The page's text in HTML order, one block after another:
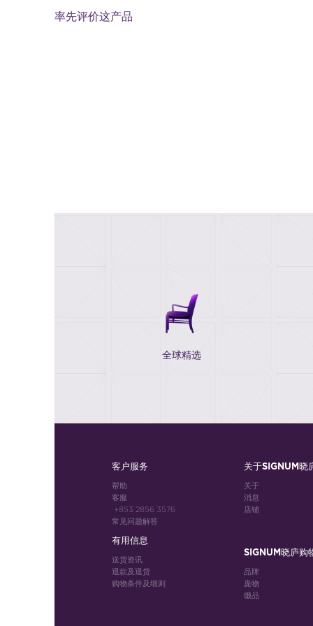
率先评价这产品
全球精选
客户服务
帮助
客服
+853 2856 3576
常见问题解答
有用信息
送货资讯
退款及退货
购物条件及细则
关于SIGNUM晓
关于
消息
店铺
SIGNUM晓庐购
品牌
庞物
缀品